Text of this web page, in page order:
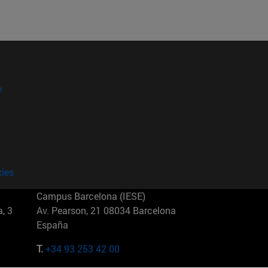
3
Campus Barcelona (IESE)
Av. Pearson, 21 08034 Barcelona
España
T.+34 93 253 42 00